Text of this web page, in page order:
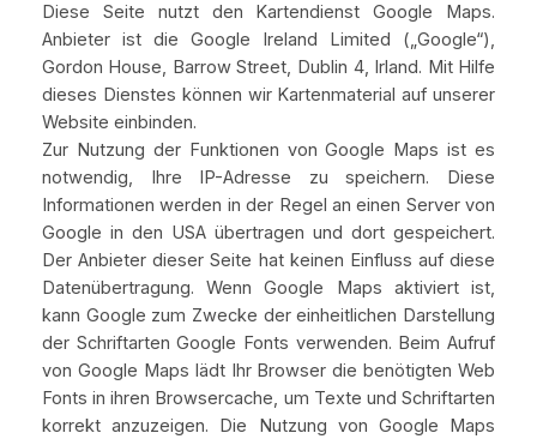
Diese Seite nutzt den Kartendienst Google Maps.
Anbieter ist die Google Ireland Limited („Google“),
Gordon House, Barrow Street, Dublin 4, Irland. Mit Hilfe
dieses Dienstes können wir Kartenmaterial auf unserer
Website einbinden.
Zur Nutzung der Funktionen von Google Maps ist es
notwendig, Ihre IP-Adresse zu speichern. Diese
Informationen werden in der Regel an einen Server von
Google in den USA übertragen und dort gespeichert.
Der Anbieter dieser Seite hat keinen Einfluss auf diese
Datenübertragung. Wenn Google Maps aktiviert ist,
kann Google zum Zwecke der einheitlichen Darstellung
der Schriftarten Google Fonts verwenden. Beim Aufruf
von Google Maps lädt Ihr Browser die benötigten Web
Fonts in ihren Browsercache, um Texte und Schriftarten
korrekt anzuzeigen. Die Nutzung von Google Maps